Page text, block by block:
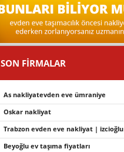
SON FİRMALAR
as nakliyatevden eve ümraniye
oskar nakliyat
trabzon evden eve nakli̇yat | i̇zci̇oğlu
beyoğlu ev taşıma fiyatları